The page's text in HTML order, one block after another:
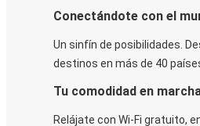
Conectándote con el
Un sinfín de posibilidades.
destinos en más de 40
Tu comodidad en
Relájate con Wi-Fi gratuito,